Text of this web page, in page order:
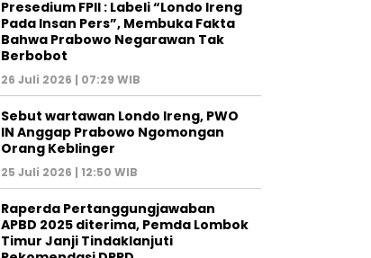
Presedium FPII : Labeli “Londo Ireng
Pada Insan Pers”, Membuka Fakta
Bahwa Prabowo Negarawan Tak
Berbobot
26 Juli 2026 | 07:29 WIB
Sebut wartawan Londo Ireng, PWO
IN Anggap Prabowo Ngomongan
Orang Keblinger
25 Juli 2026 | 12:50 WIB
Raperda Pertanggungjawaban
APBD 2025 diterima, Pemda Lombok
Timur Janji Tindaklanjuti